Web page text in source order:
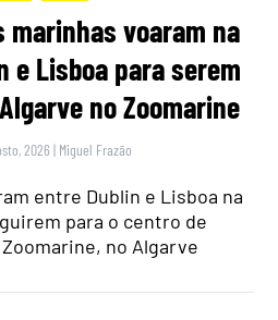
marinhas voaram na
e Lisboa para serem
no Zoomarine
2026 | Miguel Frazão
entre Dublin e Lisboa na
para o centro de
no Algarve